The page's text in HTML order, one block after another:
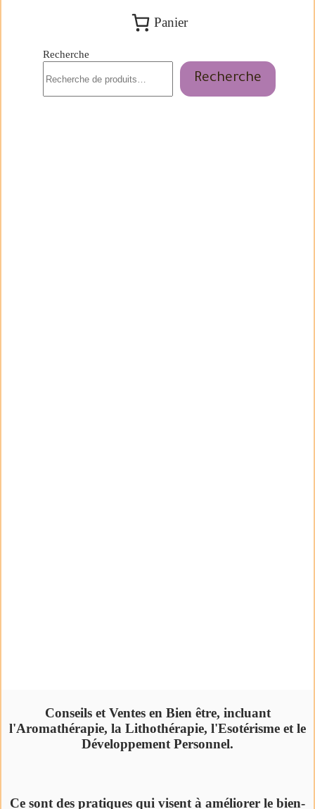
Panier
Recherche
Recherche
Conseils et Ventes en Bien être, incluant
l'Aromathérapie, la Lithothérapie, l'Esotérisme et le
Développement Personnel.
Ce sont des pratiques qui visent à améliorer le bien-